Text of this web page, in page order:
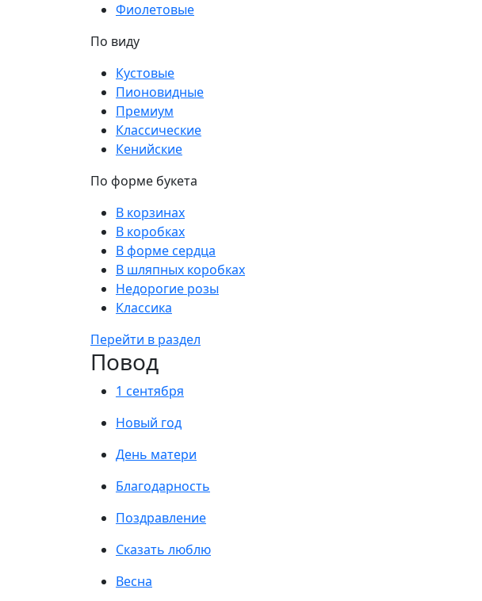
Фиолетовые
По виду
Кустовые
Пионовидные
Премиум
Классические
Кенийские
По форме букета
В корзинах
В коробках
В форме сердца
В шляпных коробках
Недорогие розы
Классика
Перейти в раздел
Повод
1 сентября
Новый год
День матери
Благодарность
Поздравление
Сказать люблю
Весна